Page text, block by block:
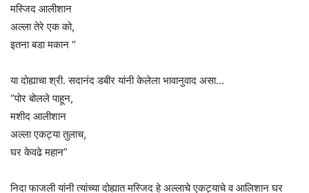
मस्जिद आलीशान
अल्ला तेरे एक को,
इतना बडा मकान “
या दोह्याचा श्री. सदानंद डबीर यांनी केलेला भावानुवाद असा…
“पोर बोलले पाहून,
मशीद आलीशान
अल्ला एकट्या तुलाच,
घर केवढे महान”
निदा फाजली यांनी त्यांच्या दोह्यात मस्जिद हे अल्लाचे एकट्याचे व आलिशान घर